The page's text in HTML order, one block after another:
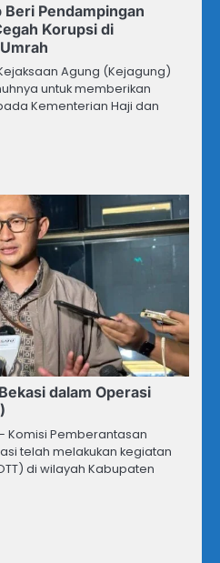
Beri Pendampingan
Korupsi di
Kejaksaan Agung (Kejagung)
untuk memberikan
Kementerian Haji dan
dalam Operasi
– Komisi Pemberantasan
telah melakukan kegiatan
di wilayah Kabupaten